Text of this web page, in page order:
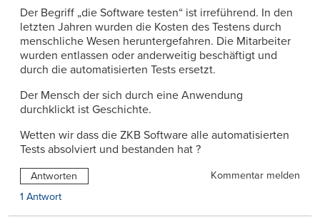
Der Begriff „die Software testen“ ist irreführend. In den
letzten Jahren wurden die Kosten des Testens durch
menschliche Wesen heruntergefahren. Die Mitarbeiter
wurden entlassen oder anderweitig beschäftigt und
durch die automatisierten Tests ersetzt.
Der Mensch der sich durch eine Anwendung
durchklickt ist Geschichte.
Wetten wir dass die ZKB Software alle automatisierten
Tests absolviert und bestanden hat ?
Antworten
Kommentar melden
1 Antwort